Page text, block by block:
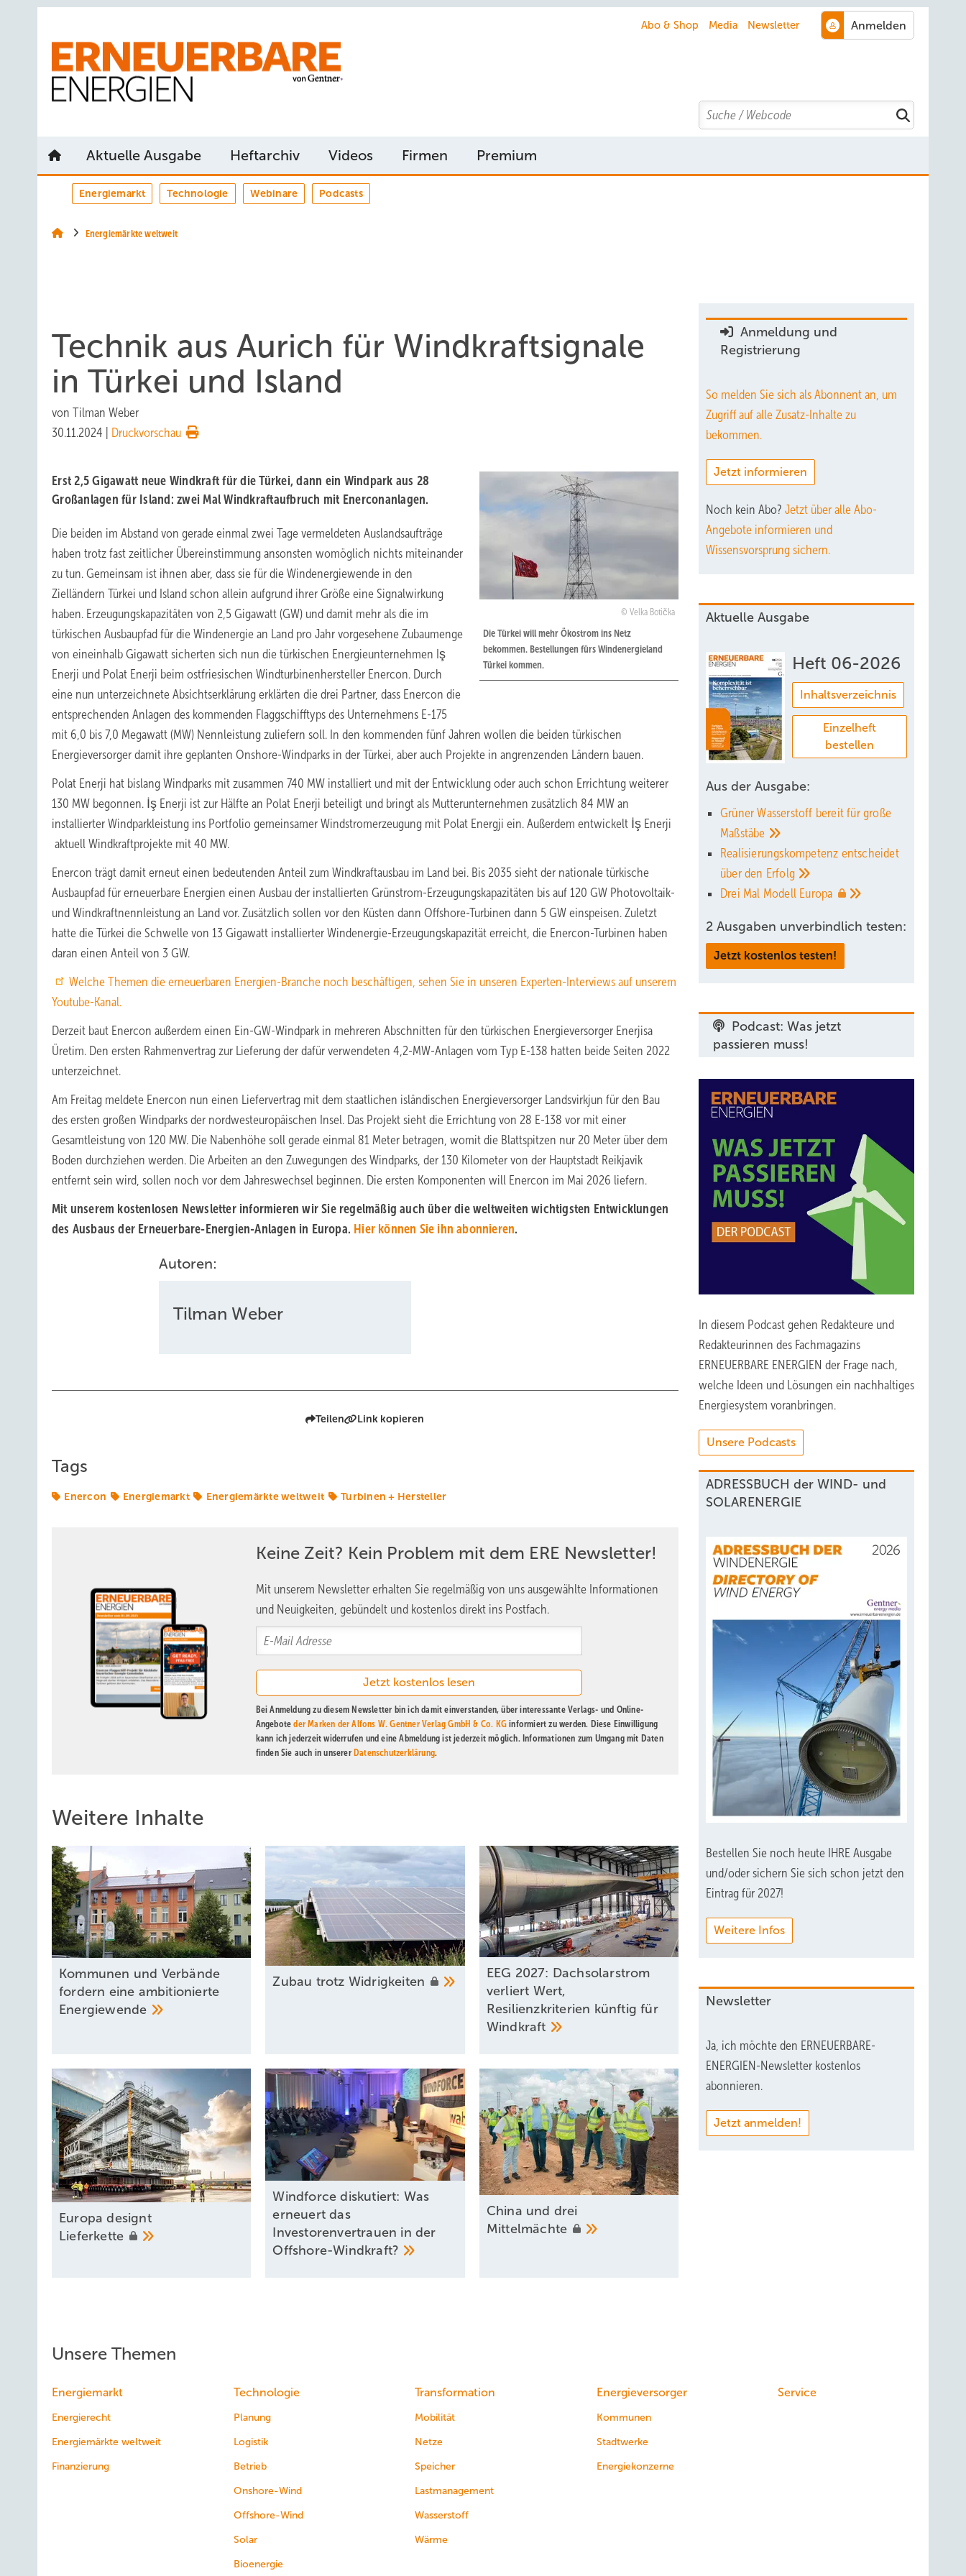
Abo & Shop Media Newsletter
Search
Aktuelle Ausgabe Heftarchiv Videos Firmen Premium
Energiemarkt Technologie Webinare Podcasts
Energiemärkte weltweit
Technik aus Aurich für Windkraftsignale
in Türkei und Island
von Tilman Weber
30.11.2024
Druckvorschau
Velka Botička
Die Türkei will mehr Ökostrom ins Netz
bekommen. Bestellungen fürs Windenergieland
Türkei kommen.
Erst 2,5 Gigawatt neue Windkraft für die Türkei, dann ein Windpark aus 28
Großanlagen für Island: zwei Mal Windkraftaufbruch mit Enerconanlagen.
Die beiden im Abstand von gerade einmal zwei Tage vermeldeten Auslandsaufträge
haben trotz fast zeitlicher Übereinstimmung ansonsten womöglich nichts miteinander
zu tun. Gemeinsam ist ihnen aber, dass sie für die Windenergiewende in den
Zielländern Türkei und Island schon allein aufgrund ihrer Größe eine Signalwirkung
haben. Erzeugungskapazitäten von 2,5 Gigawatt (GW) und damit mehr als die im
türkischen Ausbaupfad für die Windenergie an Land pro Jahr vorgesehene Zubaumenge
von eineinhalb Gigawatt sicherten sich nun die türkischen Energieunternehmen Iş
Enerji und Polat Enerji beim ostfriesischen Windturbinenhersteller Enercon. Durch
eine nun unterzeichnete Absichtserklärung erklärten die drei Partner, dass Enercon die
entsprechenden Anlagen des kommenden Flaggschifftyps des Unternehmens E-175
mit 6,0 bis 7,0 Megawatt (MW) Nennleistung zuliefern soll. In den kommenden fünf Jahren wollen die beiden türkischen
Energieversorger damit ihre geplanten Onshore-Windparks in der Türkei, aber auch Projekte in angrenzenden Ländern bauen.
Polat Enerji hat bislang Windparks mit zusammen 740 MW installiert und mit der Entwicklung oder auch schon Errichtung weiterer
130 MW begonnen. İş Enerji ist zur Hälfte an Polat Enerji beteiligt und bringt als Mutterunternehmen zusätzlich 84 MW an
installierter Windparkleistung ins Portfolio gemeinsamer Windstromerzeugung mit Polat Energji ein. Außerdem entwickelt İş Enerji
aktuell Windkraftprojekte mit 40 MW.
Enercon trägt damit erneut einen bedeutenden Anteil zum Windkraftausbau im Land bei. Bis 2035 sieht der nationale türkische
Ausbaupfad für erneuerbare Energien einen Ausbau der installierten Grünstrom-Erzeugungskapazitäten bis auf 120 GW Photovoltaik-
und Windkraftnennleistung an Land vor. Zusätzlich sollen vor den Küsten dann Offshore-Turbinen dann 5 GW einspeisen. Zuletzt
hatte die Türkei die Schwelle von 13 Gigawatt installierter Windenergie-Erzeugungskapazität erreicht, die Enercon-Turbinen haben
daran einen Anteil von 3 GW.
Welche Themen die erneuerbaren Energien-Branche noch beschäftigen, sehen Sie in unseren Experten-Interviews auf unserem
Youtube-Kanal.
Derzeit baut Enercon außerdem einen Ein-GW-Windpark in mehreren Abschnitten für den türkischen Energieversorger Enerjisa
Üretim. Den ersten Rahmenvertrag zur Lieferung der dafür verwendeten 4,2-MW-Anlagen vom Typ E-138 hatten beide Seiten 2022
unterzeichnet.
Am Freitag meldete Enercon nun einen Liefervertrag mit dem staatlichen isländischen Energieversorger Landsvirkjun für den Bau
des ersten großen Windparks der nordwesteuropäischen Insel. Das Projekt sieht die Errichtung von 28 E-138 vor mit einer
Gesamtleistung von 120 MW. Die Nabenhöhe soll gerade einmal 81 Meter betragen, womit die Blattspitzen nur 20 Meter über dem
Boden durchziehen werden. Die Arbeiten an den Zuwegungen des Windparks, der 130 Kilometer von der Hauptstadt Reikjavik
entfernt sein wird, sollen noch vor dem Jahreswechsel beginnen. Die ersten Komponenten will Enercon im Mai 2026 liefern.
Mit unserem kostenlosen Newsletter informieren wir Sie regelmäßig auch über die weltweiten wichtigsten Entwicklungen
des Ausbaus der Erneuerbare-Energien-Anlagen in Europa. Hier können Sie ihn abonnieren.
Autoren:
Tilman Weber
Teilen Link kopieren
Tags
Enercon Energiemarkt Energiemärkte weltweit Turbinen + Hersteller
Keine Zeit? Kein Problem mit dem ERE Newsletter!
Mit unserem Newsletter erhalten Sie regelmäßig von uns ausgewählte Informationen
und Neuigkeiten, gebündelt und kostenlos direkt ins Postfach.
Bei Anmeldung zu diesem Newsletter bin ich damit einverstanden, über interessante Verlags- und Online-
Angeboteder Marken der Alfons W. Gentner Verlag GmbH & Co. KG informiert zu werden. Diese Einwilligung
kann ich jederzeit widerrufen und eine Abmeldung ist jederzeit möglich. Informationen zum Umgang mit Daten
finden Sie auch in unserer Datenschutzerklärung.
Weitere Inhalte
Kommunen und Verbände
fordern eine ambitionierte
Energiewende
Zubau trotz Widrigkeiten
EEG 2027: Dachsolarstrom
verliert Wert,
Resilienzkriterien künftig für
Windkraft
Europa designt
Lieferkette
Windforce diskutiert: Was
erneuert das
Investorenvertrauen in der
Offshore-Windkraft?
China und drei
Mittelmächte
Anmeldung und
Registrierung
So melden Sie sich als Abonnent an, um
Zugriff auf alle Zusatz-Inhalte zu
bekommen.
Jetzt informieren
Noch kein Abo? Jetzt über alle Abo-
Angebote informieren und
Wissensvorsprung sichern.
Aktuelle Ausgabe
Heft 06-2026
Inhaltsverzeichnis
Einzelheft
bestellen
Aus der Ausgabe:
Grüner Wasserstoff bereit für große
Maßstäbe
Realisierungskompetenz entscheidet
über den Erfolg
Drei Mal Modell Europa
2 Ausgaben unverbindlich testen:
Jetzt kostenlos testen!
Podcast: Was jetzt
passieren muss!
In diesem Podcast gehen Redakteure und
Redakteurinnen des Fachmagazins
ERNEUERBARE ENERGIEN der Frage nach,
welche Ideen und Lösungen ein nachhaltiges
Energiesystem voranbringen.
Unsere Podcasts
ADRESSBUCH der WIND- und
SOLARENERGIE
Bestellen Sie noch heute IHRE Ausgabe
und/oder sichern Sie sich schon jetzt den
Eintrag für 2027!
Weitere Infos
Newsletter
Ja, ich möchte den ERNEUERBARE-
ENERGIEN-Newsletter kostenlos
abonnieren.
Jetzt anmelden!
Unsere Themen
Energiemarkt
Energierecht
Energiemärkte weltweit
Finanzierung
Technologie
Planung
Logistik
Betrieb
Onshore-Wind
Offshore-Wind
Solar
Bioenergie
Transformation
Mobilität
Netze
Speicher
Lastmanagement
Wasserstoff
Wärme
Energieversorger
Kommunen
Stadtwerke
Energiekonzerne
Service